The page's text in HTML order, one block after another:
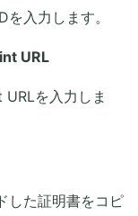
入力します。
URL
を入力しま
した証明書をコピ